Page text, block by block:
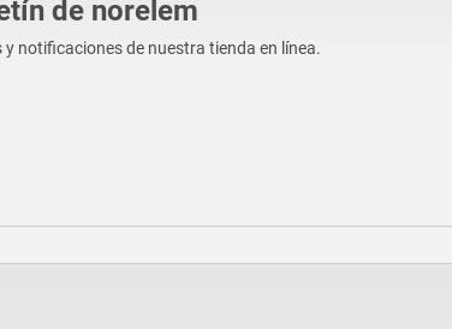
de norelem
notificaciones de nuestra tienda en línea.